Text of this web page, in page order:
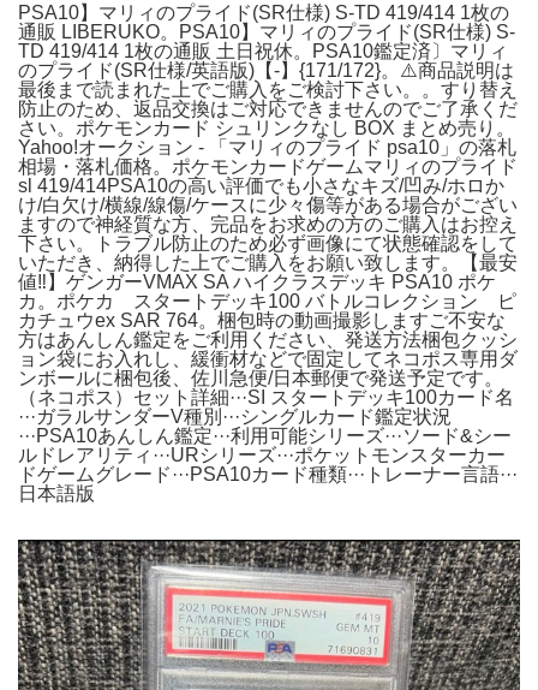
PSA10】マリィのプライド(SR仕様) S-TD 419/414 1枚の
通販 LIBERUKO。PSA10】マリィのプライド(SR仕様) S-
TD 419/414 1枚の通販 土日祝休。PSA10鑑定済〕マリィ
のプライド(SR仕様/英語版)【-】{171/172}。⚠️商品説明は
最後まで読まれた上でご購入をご検討下さい。。すり替え
防止のため、返品交換はご対応できませんのでご了承くだ
さい。ポケモンカード シュリンクなし BOX まとめ売り。
Yahoo!オークション - 「マリィのプライド psa10」の落札
相場・落札価格。ポケモンカードゲームマリィのプライド
sl 419/414PSA10の高い評価でも小さなキズ/凹み/ホロか
け/白欠け/横線/線傷/ケースに少々傷等がある場合がござい
ますので神経質な方、完品をお求めの方のご購入はお控え
下さい。トラブル防止のため必ず画像にて状態確認をして
いただき、納得した上でご購入をお願い致します。【最安
値‼️】ゲンガーVMAX SA ハイクラスデッキ PSA10 ポケ
カ。ポケカ スタートデッキ100 バトルコレクション ピ
カチュウex SAR 764。梱包時の動画撮影しますご不安な
方はあんしん鑑定をご利用ください、発送方法梱包クッシ
ョン袋にお入れし、緩衝材などで固定してネコポス専用ダ
ンボールに梱包後、佐川急便/日本郵便で発送予定です。
（ネコポス）セット詳細···SI スタートデッキ100カード名
···ガラルサンダーV種別···シングルカード鑑定状況
···PSA10あんしん鑑定···利用可能シリーズ···ソード&シー
ルドレアリティ···URシリーズ···ポケットモンスターカー
ドゲームグレード···PSA10カード種類···トレーナー言語···
日本語版